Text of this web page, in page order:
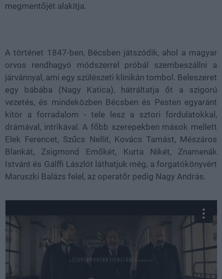
megmentőjét alakítja.
A történet 1847-ben, Bécsben játszódik, ahol a magyar
orvos rendhagyó módszerrel próbál szembeszállni a
járvánnyal, ami egy szülészeti klinikán tombol. Beleszeret
egy bábába (Nagy Katica), hátráltatja őt a szigorú
vezetés, és mindeközben Bécsben és Pesten egyaránt
kitör a forradalom - tele lesz a sztori fordulatokkal,
drámával, intrikával. A főbb szerepekben mások mellett
Elek Ferencet, Szűcs Nellit, Kovács Tamást, Mészáros
Blankát, Zsigmond Emőkét, Kurta Nikét, Znamenák
Istvánt és Gálffi Lászlót láthatjuk még, a forgatókönyvért
Maruszki Balázs felel, az operatőr pedig Nagy András.